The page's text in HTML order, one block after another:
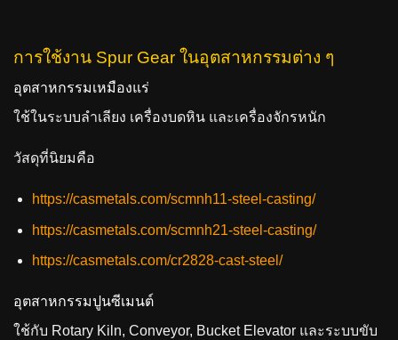
การใช้งาน Spur Gear ในอุตสาหกรรมต่าง ๆ
อุตสาหกรรมเหมืองแร่
ใช้ในระบบลำเลียง เครื่องบดหิน และเครื่องจักรหนัก
วัสดุที่นิยมคือ
https://casmetals.com/scmnh11-steel-casting/
https://casmetals.com/scmnh21-steel-casting/
https://casmetals.com/cr2828-cast-steel/
อุตสาหกรรมปูนซีเมนต์
ใช้กับ Rotary Kiln, Conveyor, Bucket Elevator และระบบขับ